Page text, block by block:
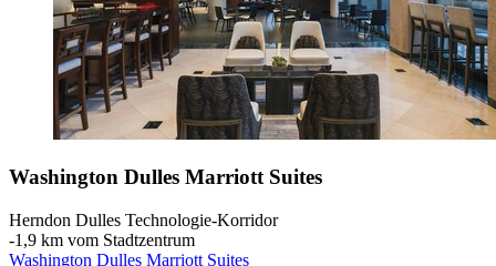
Washington Dulles Marriott Suites
Herndon Dulles Technologie-Korridor
‐1,9 km vom Stadtzentrum
Washington Dulles Marriott Suites